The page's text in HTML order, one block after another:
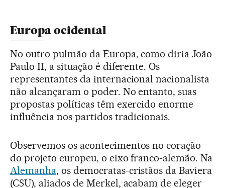
Europa ocidental
No outro pulmão da Europa, como diria João
Paulo II, a situação é diferente. Os
representantes da internacional nacionalista
não alcançaram o poder. No entanto, suas
propostas políticas têm exercido enorme
influência nos partidos tradicionais.
Observemos os acontecimentos no coração
do projeto europeu, o eixo franco-alemão. Na
Alemanha, os democratas-cristãos da Baviera
(CSU), aliados de Merkel, acabam de eleger